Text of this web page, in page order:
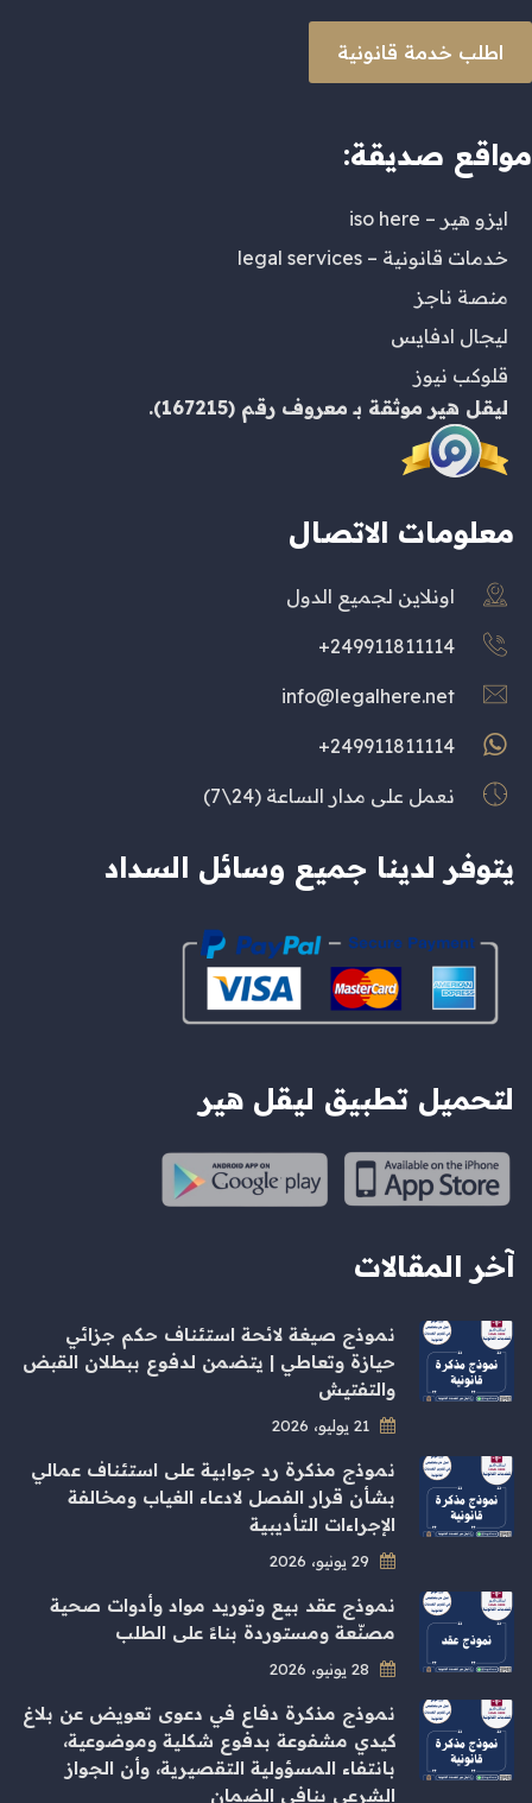
اطلب خدمة قانونية
مواقع صديقة:
ايزو هير – iso here
خدمات قانونية – legal services
منصة ناجز
ليجال ادفايس
قلوكب نيوز
ليقل هير موثقة بـ معروف رقم (167215).
معلومات الاتصال
اونلاين لجميع الدول
249911811114+
info@legalhere.net
249911811114+
نعمل على مدار الساعة (24\7)
يتوفر لدينا جميع وسائل السداد
لتحميل تطبيق ليقل هير
آخر المقالات
نموذج صيغة لائحة استئناف حكم جزائي
حيازة وتعاطي | يتضمن لدفوع ببطلان القبض
والتفتيش
نموذج مذكرة رد جوابية على استئناف عمالي
بشأن قرار الفصل لادعاء الغياب ومخالفة
الإجراءات التأديبية
نموذج عقد بيع وتوريد مواد وأدوات صحية
مصنّعة ومستوردة بناءً على الطلب
نموذج مذكرة دفاع في دعوى تعويض عن بلاغ
كيدي مشفوعة بدفوع شكلية وموضوعية،
بانتفاء المسؤولية التقصيرية، وأن الجواز
الشرعي ينافي الضمان